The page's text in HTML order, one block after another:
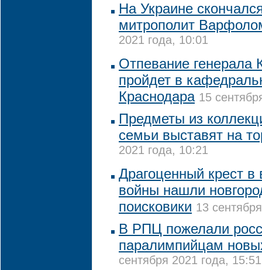
На Украине
митрополит
2021 года, 10:01
Отпевание генерала
пройдет в
Краснодара 15
Предметы из
семьи выставят на
2021 года, 10:21
Драгоценный крест в
войны нашли
поисковики 13
В РПЦ пожелали
паралимпийцам
сентября 2021 года, 15:51